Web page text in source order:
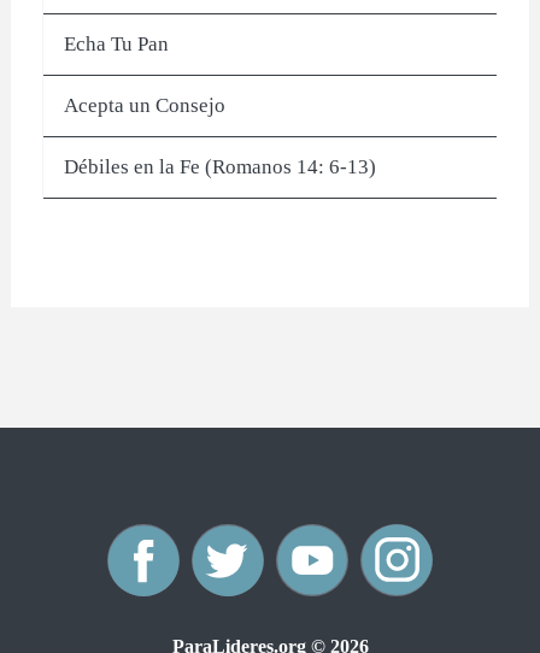
Echa Tu Pan
Acepta un Consejo
Débiles en la Fe (Romanos 14: 6-13)
ParaLideres.org © 2026
F
a
T
w
Y
o
I